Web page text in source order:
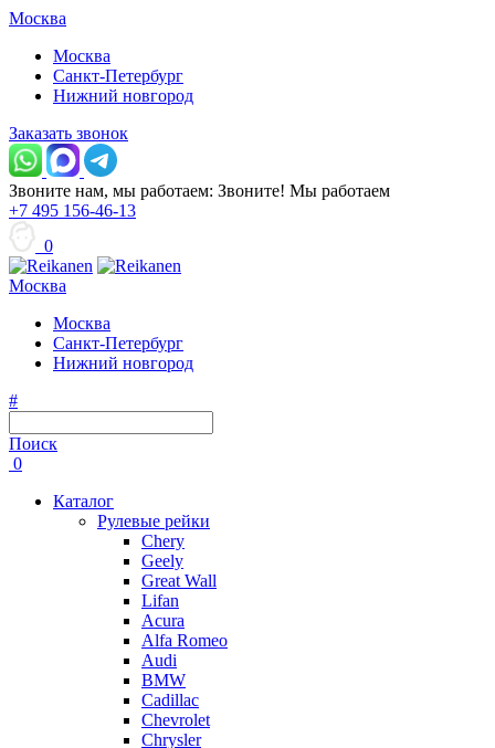
Москва
Москва
Санкт-Петербург
Нижний новгород
Заказать звонок
Звоните нам, мы работаем: Звоните! Мы работаем
+7 495 156-46-13
0
Москва
Москва
Санкт-Петербург
Нижний новгород
#
Поиск
0
Каталог
Рулевые рейки
Chery
Geely
Great Wall
Lifan
Acura
Alfa Romeo
Audi
BMW
Cadillac
Chevrolet
Chrysler